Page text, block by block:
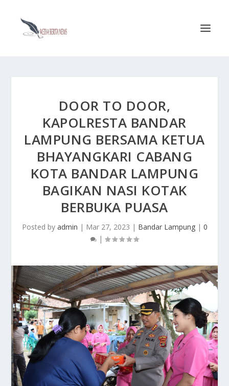
DOOR TO DOOR,
KAPOLRESTA BANDAR
LAMPUNG BERSAMA KETUA
BHAYANGKARI CABANG
KOTA BANDAR LAMPUNG
BAGIKAN NASI KOTAK
BERBUKA PUASA
Posted by admin | Mar 27, 2023 | Bandar Lampung| 0
|